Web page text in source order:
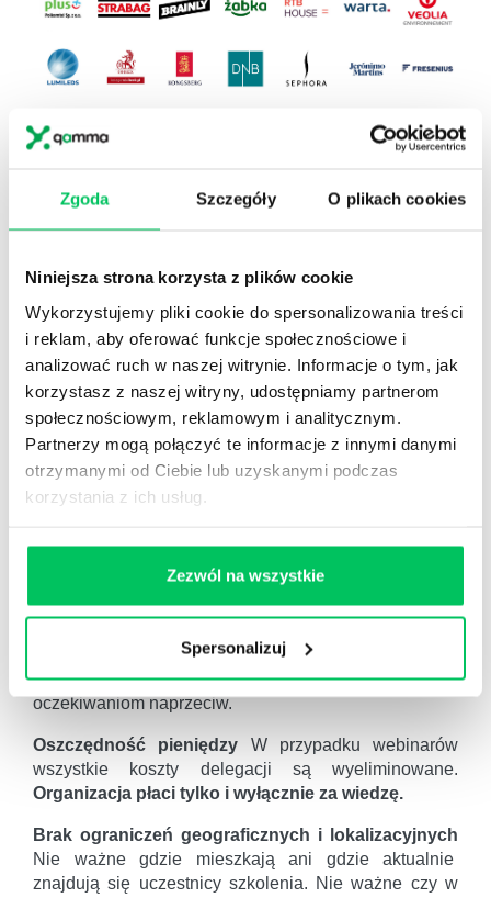
Zgoda Szczegóły O plikach cookies
Niniejsza strona korzysta z plików cookie
Wykorzystujemy pliki cookie do spersonalizowania treści
i reklam, aby oferować funkcje społecznościowe i
analizować ruch w naszej witrynie. Informacje o tym, jak
korzystasz z naszej witryny, udostępniamy partnerom
społecznościowym, reklamowym i analitycznym.
Partnerzy mogą połączyć te informacje z innymi danymi
otrzymanymi od Ciebie lub uzyskanymi podczas
korzystania z ich usług.
Zezwól na wszystkie
Spersonalizuj
rozwojowy
Mamy w Gammie doświadczeniewe
wprowadzaniu trybu
stopniowo, w sposób planowy, z odpowiednią
obniżeniem produktywności u części pracowników.
Wprowadzenie pracy zdalnej dla całej organizacji w
trybie nagłym to dużautrata efektywności
pracownikówi zespołów. Szkolenia dostarczą
narzędzia, które również w trybie pilnym pozwolą
zdobyć menedżerom i specjalistom kompetencje
pozwalające zaadaptowaćsię do obecnej sytuacji.
Oszczędność czasu
potencjalni uczestnicy mogą dowiedzieć się nawet z
jednodniowym wyprzedzeniem, że wezmą udział w
czas reakcji jest kluczowym czynnikiem sukcesu
zwinne formy rozwojowewychodzą tym
oczekiwaniom naprzeciw.
Oszczędność pieniędzy W przypadku webinarów
wszystkie koszty delegacji są wyeliminowane.
Organizacja płaci tylko i wyłącznie za wiedzę.
Brak ograniczeń geograficznych i lokalizacyjnych
Nie ważne gdzie mieszkają ani gdzie aktualnie
znajdują się uczestnicy szkolenia. Nie ważne czy w